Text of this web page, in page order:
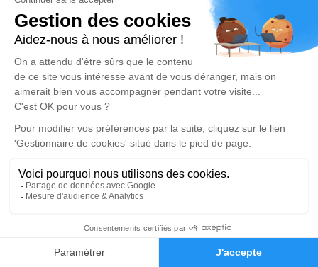
Faire-part Hommages
Nous ne souhaitons pas de fleurs, une boîte à dons
sera à votre disposition pour l'association de la
ligue contre le cancer de Bayonne.
Nous vous invitons à utiliser cet espace pour
laisser vos condoléances, partager des photos
souvenirs, une anecdote ou exprimer vos pensées
à travers des poèmes ou des textes. Cet endroit
est un lieu d'expression dédié à honorer la
mémoire de Christine LAURET.
vendredi 06 mars 2026 à 09h00
Crématorium de la Côte-Basque de Biarritz
24 Boulevard Marcel Dassault